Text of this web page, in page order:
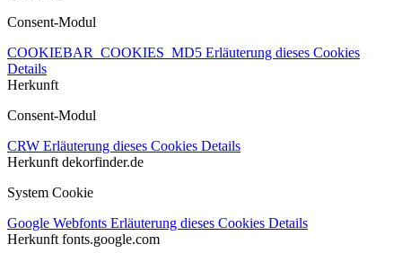
Consent-Modul
COOKIEBAR_COOKIES_MD5 Erläuterung dieses Cookies
Details
Herkunft
Consent-Modul
CRW Erläuterung dieses Cookies Details
Herkunft dekorfinder.de
System Cookie
Google Webfonts Erläuterung dieses Cookies Details
Herkunft fonts.google.com